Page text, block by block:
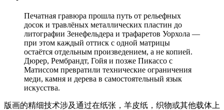
Печатная гравюра прошла путь от рельефных
досок и травлёных металлических пластин до
литографии Зенефельдера и трафаретов Уорхола —
при этом каждый оттиск с одной матрицы
остаётся отдельным произведением, а не копией.
Дюрер, Рембрандт, Гойя и позже Пикассо с
Матиссом превратили технические ограничения
меди, камня и дерева в самостоятельный язык
искусства.
版画的精细技术涉及通过在纸张，羊皮纸，织物或其他载体上